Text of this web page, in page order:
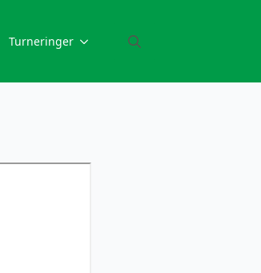
Turneringer
for: